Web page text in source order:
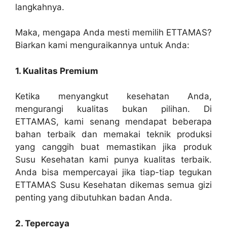
langkahnya.
Maka, mengapa Anda mesti memilih ETTAMAS?
Biarkan kami menguraikannya untuk Anda:
1. Kualitas Premium
Ketika menyangkut kesehatan Anda,
mengurangi kualitas bukan pilihan. Di
ETTAMAS, kami senang mendapat beberapa
bahan terbaik dan memakai teknik produksi
yang canggih buat memastikan jika produk
Susu Kesehatan kami punya kualitas terbaik.
Anda bisa mempercayai jika tiap-tiap tegukan
ETTAMAS Susu Kesehatan dikemas semua gizi
penting yang dibutuhkan badan Anda.
2. Tepercaya